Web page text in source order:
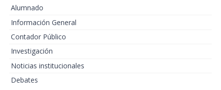
Alumnado
Información General
Contador Público
Investigación
Noticias institucionales
Debates